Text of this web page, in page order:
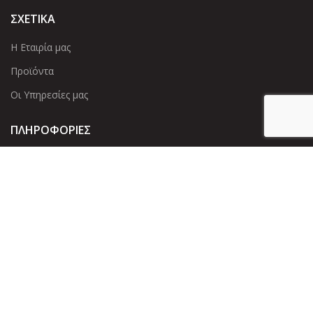
ΣΧΕΤΙΚΑ
Η Εταιρία μας
Προϊόντα
Οι Υπηρεσίες μας
ΠΛΗΡΟΦΟΡΙΕΣ